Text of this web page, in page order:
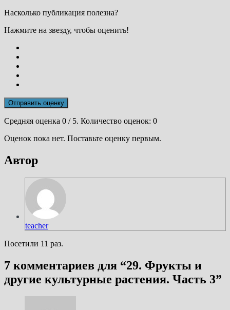
Насколько публикация полезна?
Нажмите на звезду, чтобы оценить!
Отправить оценку
Средняя оценка 0 / 5. Количество оценок: 0
Оценок пока нет. Поставьте оценку первым.
Автор
teacher
Посетили 11 раз.
7 комментариев для “29. Фрукты и
другие культурные растения. Часть 3”